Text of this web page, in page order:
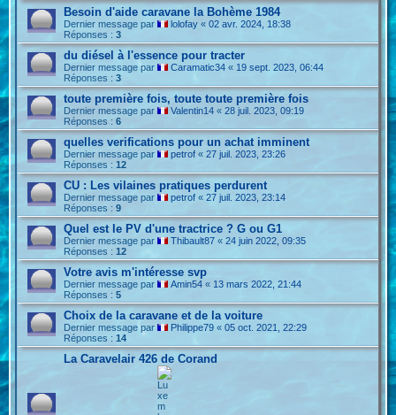
Besoin d'aide caravane la Bohème 1984
Dernier message par lolofay «02 avr. 2024, 18:38
Réponses :3
du diésel à l'essence pour tracter
Dernier message par Caramatic34 « 19 sept. 2023, 06:44
Réponses :3
toute première fois, toute toute première fois
Dernier message par Valentin14 «28 juil. 2023, 09:19
Réponses :6
quelles verifications pour un achat imminent
Dernier message par petrof «27 juil. 2023, 23:26
Réponses :12
CU : Les vilaines pratiques perdurent
Dernier message par petrof «27 juil. 2023, 23:14
Réponses :9
Quel est le PV d'une tractrice ? G ou G1
Dernier message par Thibault87 «24 juin 2022, 09:35
Réponses :12
Votre avis m'intéresse svp
Dernier message par Amin54 « 13 mars 2022, 21:44
Réponses :5
Choix de la caravane et de la voiture
Dernier message par Philippe79 «05 oct. 2021, 22:29
Réponses :14
La Caravelair 426 de Corand